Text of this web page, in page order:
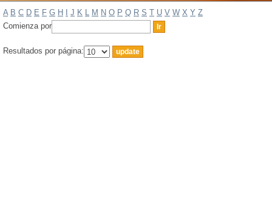
A B C D E F G H J K L M N O P Q R S T U V W X Y Z
Comienza por
Resultados por página: